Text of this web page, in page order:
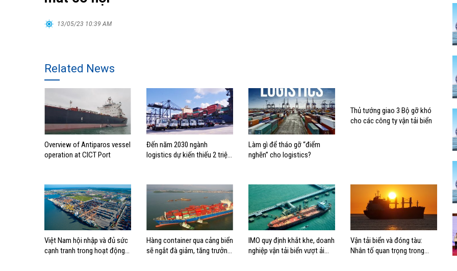
13/05/23 10:39 AM
Related News
Overview of Antiparos vessel
operation at CICT Port
Đến năm 2030 ngành
logistics dự kiến thiếu 2 triệu
Làm gì để tháo gỡ “điểm
nghẽn” cho logistics?
Thủ tướng giao 3 Bộ gỡ khó
cho các công ty vận tải biển
Việt Nam hội nhập và đủ sức
cạnh tranh trong hoạt động
Hàng container qua cảng biển
sẽ ngắt đà giảm, tăng trưởng
IMO quy định khắt khe, doanh
nghiệp vận tải biển vượt ải
Vận tải biển và đóng tàu:
Nhân tố quan trọng trong